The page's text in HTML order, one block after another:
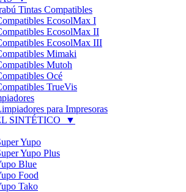
Tintas Compatibles
EcosolMax I
EcosolMax II
EcosolMax III
Mimaki
Mutoh
Océ
TrueVis
para Impresoras
SINTÉTICO
▼
Yupo
Yupo Plus
Blue
Food
Tako